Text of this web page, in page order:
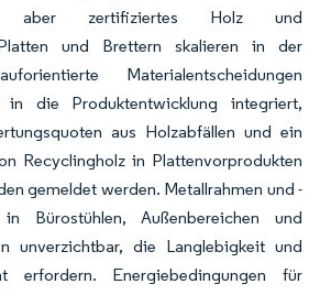
aber zertifiziertes Holz und
und Brettern skalieren in der
Materialentscheidungen
in die Produktentwicklung integriert,
aus Holzabfällen und ein
Recyclingholz in Plattenvorprodukten
gemeldet werden. Metallrahmen und -
Bürostühlen, Außenbereichen und
unverzichtbar, die Langlebigkeit und
erfordern. Energiebedingungen für